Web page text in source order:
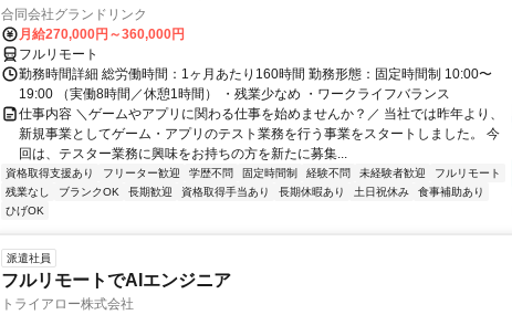
合同会社グランドリンク
月給270,000円～360,000円
フルリモート
勤務時間詳細 総労働時間：1ヶ月あたり160時間 勤務形態：固定時間制 10:00〜
19:00 （実働8時間／休憩1時間） ・残業少なめ ・ワークライフバランス
仕事内容 ＼ゲームやアプリに関わる仕事を始めませんか？／ 当社では昨年より、
新規事業としてゲーム・アプリのテスト業務を行う事業をスタートしました。 今
回は、テスター業務に興味をお持ちの方を新たに募集...
資格取得支援あり フリーター歓迎 学歴不問 固定時間制 経験不問 未経験者歓迎
フルリモート
残業なし
ブランクOK 長期歓迎 資格取得手当あり 長期休暇あり 土日祝休み
食事補助あり
ひげOK
派遣社員
フルリモートでAIエンジニア
トライアロー株式会社